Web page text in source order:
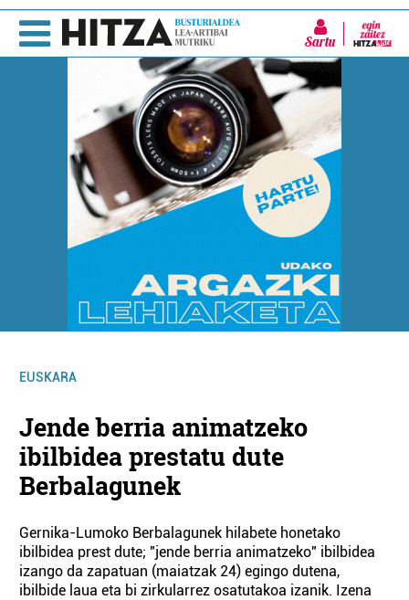
Sartu
EUSKARA
Jende berria animatzeko
ibilbidea prestatu dute
Berbalagunek
Gernika-Lumoko Berbalagunek hilabete honetako
ibilbidea prest dute; "jende berria animatzeko" ibilbidea
izango da zapatuan (maiatzak 24) egingo dutena,
ibilbide laua eta bi zirkularrez osatutakoa izanik. Izena